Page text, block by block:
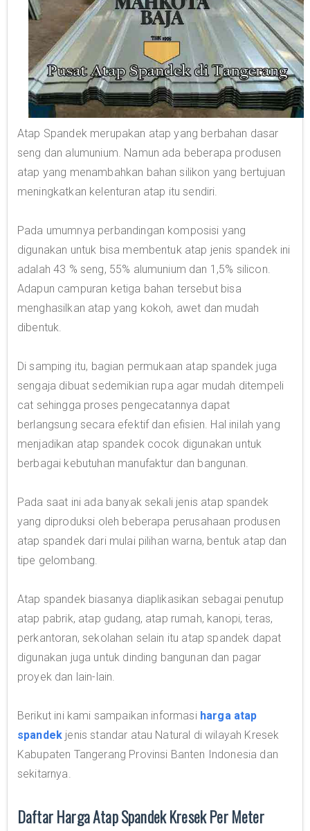
Atap Spandek merupakan atap yang berbahan dasar
seng dan alumunium. Namun ada beberapa produsen
atap yang menambahkan bahan silikon yang bertujuan
meningkatkan kelenturan atap itu sendiri.
Pada umumnya perbandingan komposisi yang
digunakan untuk bisa membentuk atap jenis spandek ini
adalah 43 % seng, 55% alumunium dan 1,5% silicon.
Adapun campuran ketiga bahan tersebut bisa
menghasilkan atap yang kokoh, awet dan mudah
dibentuk.
Di samping itu, bagian permukaan atap spandek juga
sengaja dibuat sedemikian rupa agar mudah ditempeli
cat sehingga proses pengecatannya dapat
berlangsung secara efektif dan efisien. Hal inilah yang
menjadikan atap spandek cocok digunakan untuk
berbagai kebutuhan manufaktur dan bangunan.
Pada saat ini ada banyak sekali jenis atap spandek
yang diproduksi oleh beberapa perusahaan produsen
atap spandek dari mulai pilihan warna, bentuk atap dan
tipe gelombang.
Atap spandek biasanya diaplikasikan sebagai penutup
atap pabrik, atap gudang, atap rumah, kanopi, teras,
perkantoran, sekolahan selain itu atap spandek dapat
digunakan juga untuk dinding bangunan dan pagar
proyek dan lain-lain.
Berikut ini kami sampaikan informasi harga atap
spandek jenis standar atau Natural di wilayah Kresek
Kabupaten Tangerang Provinsi Banten Indonesia dan
sekitarnya.
Daftar Harga Atap Spandek Kresek Per Meter